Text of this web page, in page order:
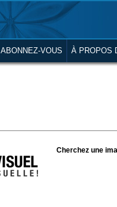
ABONNEZ-VOUS À PROPOS
Cherchez une